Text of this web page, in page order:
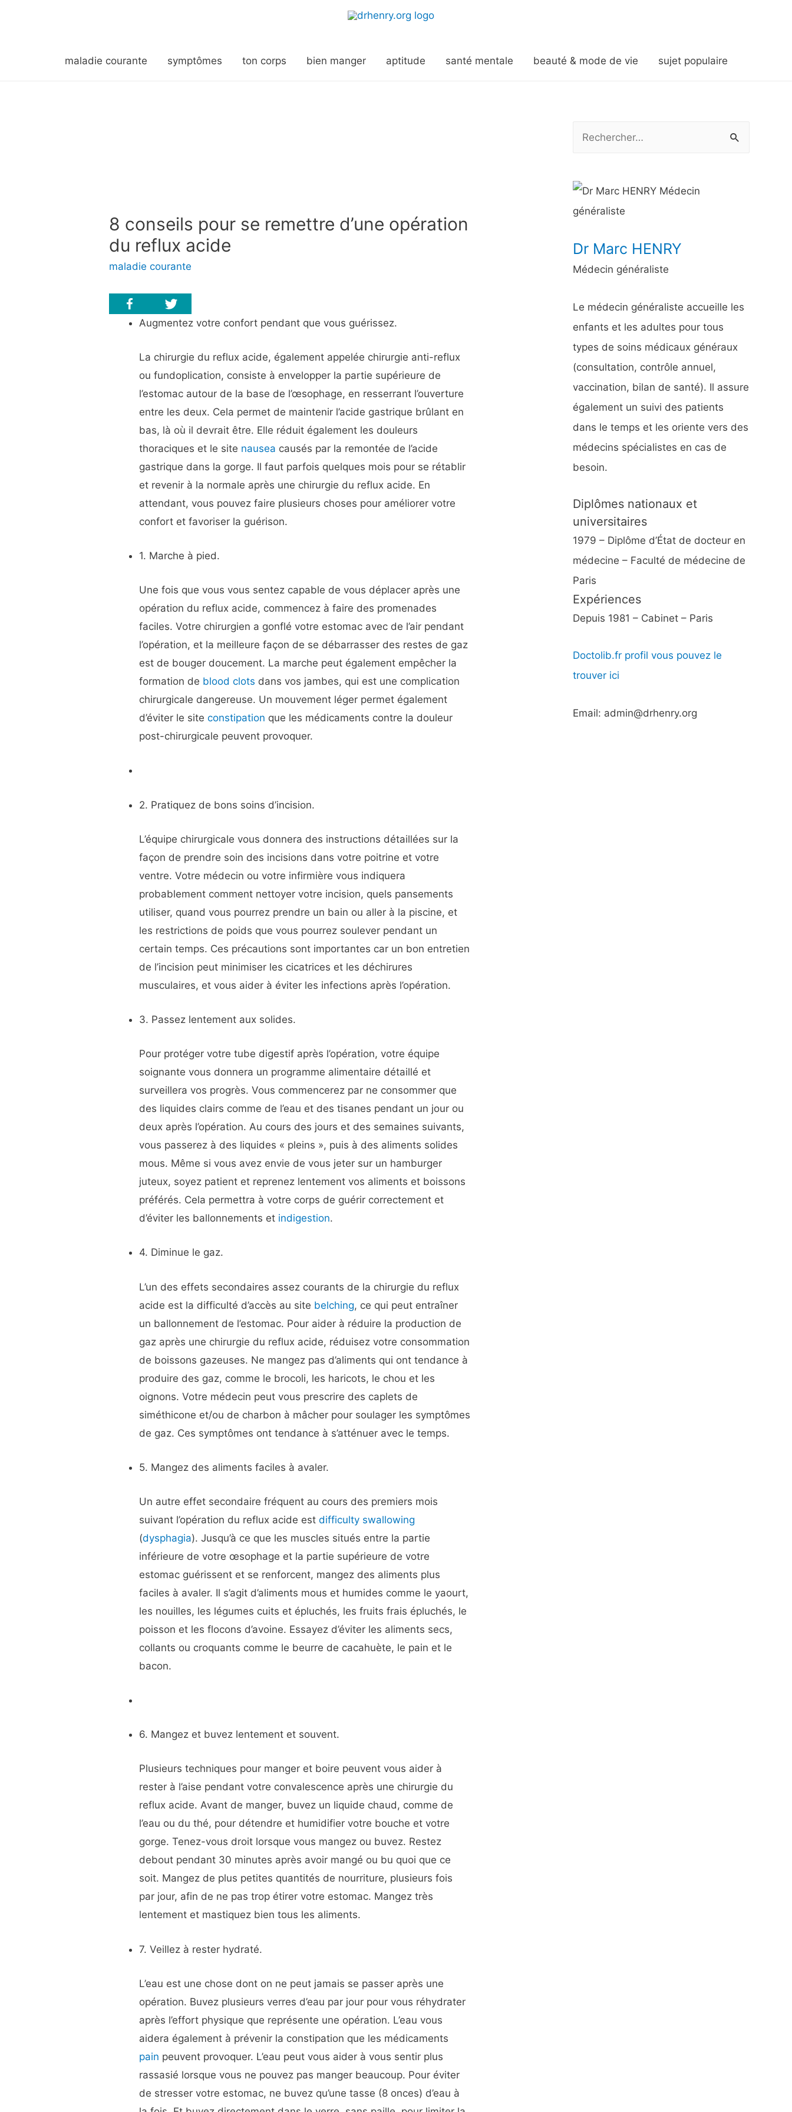
maladie courante symptômes ton corps bien manger aptitude santé mentale beauté & mode de vie sujet populaire
8 conseils pour se remettre d’une opération
du reflux acide
maladie courante
Augmentez votre confort pendant que vous guérissez.
La chirurgie du reflux acide, également appelée chirurgie anti-reflux
ou fundoplication, consiste à envelopper la partie supérieure de
l’estomac autour de la base de l’œsophage, en resserrant l’ouverture
entre les deux. Cela permet de maintenir l’acide gastrique brûlant en
bas, là où il devrait être. Elle réduit également les douleurs
thoraciques et le site nausea causés par la remontée de l’acide
gastrique dans la gorge. Il faut parfois quelques mois pour se rétablir
et revenir à la normale après une chirurgie du reflux acide. En
attendant, vous pouvez faire plusieurs choses pour améliorer votre
confort et favoriser la guérison.
1. Marche à pied.
Une fois que vous vous sentez capable de vous déplacer après une
opération du reflux acide, commencez à faire des promenades
faciles. Votre chirurgien a gonflé votre estomac avec de l’air pendant
l’opération, et la meilleure façon de se débarrasser des restes de gaz
est de bouger doucement. La marche peut également empêcher la
formation de blood clots dans vos jambes, qui est une complication
chirurgicale dangereuse. Un mouvement léger permet également
d’éviter le siteconstipation que les médicaments contre la douleur
post-chirurgicale peuvent provoquer.
2. Pratiquez de bons soins d’incision.
L’équipe chirurgicale vous donnera des instructions détaillées sur la
façon de prendre soin des incisions dans votre poitrine et votre
ventre. Votre médecin ou votre infirmière vous indiquera
probablement comment nettoyer votre incision, quels pansements
utiliser, quand vous pourrez prendre un bain ou aller à la piscine, et
les restrictions de poids que vous pourrez soulever pendant un
certain temps. Ces précautions sont importantes car un bon entretien
de l’incision peut minimiser les cicatrices et les déchirures
musculaires, et vous aider à éviter les infections après l’opération.
3. Passez lentement aux solides.
Pour protéger votre tube digestif après l’opération, votre équipe
soignante vous donnera un programme alimentaire détaillé et
surveillera vos progrès. Vous commencerez par ne consommer que
des liquides clairs comme de l’eau et des tisanes pendant un jour ou
deux après l’opération. Au cours des jours et des semaines suivants,
vous passerez à des liquides « pleins », puis à des aliments solides
mous. Même si vous avez envie de vous jeter sur un hamburger
juteux, soyez patient et reprenez lentement vos aliments et boissons
préférés. Cela permettra à votre corps de guérir correctement et
d’éviter les ballonnements et indigestion.
4. Diminue le gaz.
L’un des effets secondaires assez courants de la chirurgie du reflux
acide est la difficulté d’accès au site belching, ce qui peut entraîner
un ballonnement de l’estomac. Pour aider à réduire la production de
gaz après une chirurgie du reflux acide, réduisez votre consommation
de boissons gazeuses. Ne mangez pas d’aliments qui ont tendance à
produire des gaz, comme le brocoli, les haricots, le chou et les
oignons. Votre médecin peut vous prescrire des caplets de
siméthicone et/ou de charbon à mâcher pour soulager les symptômes
de gaz. Ces symptômes ont tendance à s’atténuer avec le temps.
5. Mangez des aliments faciles à avaler.
Un autre effet secondaire fréquent au cours des premiers mois
suivant l’opération du reflux acide estdifficulty swallowing
(dysphagia). Jusqu’à ce que les muscles situés entre la partie
inférieure de votre œsophage et la partie supérieure de votre
estomac guérissent et se renforcent, mangez des aliments plus
faciles à avaler. Il s’agit d’aliments mous et humides comme le yaourt,
les nouilles, les légumes cuits et épluchés, les fruits frais épluchés, le
poisson et les flocons d’avoine. Essayez d’éviter les aliments secs,
collants ou croquants comme le beurre de cacahuète, le pain et le
bacon.
6. Mangez et buvez lentement et souvent.
Plusieurs techniques pour manger et boire peuvent vous aider à
rester à l’aise pendant votre convalescence après une chirurgie du
reflux acide. Avant de manger, buvez un liquide chaud, comme de
l’eau ou du thé, pour détendre et humidifier votre bouche et votre
gorge. Tenez-vous droit lorsque vous mangez ou buvez. Restez
debout pendant 30 minutes après avoir mangé ou bu quoi que ce
soit. Mangez de plus petites quantités de nourriture, plusieurs fois
par jour, afin de ne pas trop étirer votre estomac. Mangez très
lentement et mastiquez bien tous les aliments.
7. Veillez à rester hydraté.
L’eau est une chose dont on ne peut jamais se passer après une
opération. Buvez plusieurs verres d’eau par jour pour vous réhydrater
après l’effort physique que représente une opération. L’eau vous
aidera également à prévenir la constipation que les médicaments
pain peuvent provoquer. L’eau peut vous aider à vous sentir plus
rassasié lorsque vous ne pouvez pas manger beaucoup. Pour éviter
de stresser votre estomac, ne buvez qu’une tasse (8 onces) d’eau à
h
e
c
h
r
:
Dr Marc HENRY
Médecin généraliste
Le médecin généraliste accueille les
enfants et les adultes pour tous
types de soins médicaux généraux
(consultation, contrôle annuel,
vaccination, bilan de santé). Il assure
également un suivi des patients
dans le temps et les oriente vers des
médecins spécialistes en cas de
besoin.
Diplômes nationaux et
universitaires
1979 – Diplôme d’État de docteur en
médecine – Faculté de médecine de
Paris
Expériences
Depuis 1981 – Cabinet – Paris
Doctolib.fr profil vous pouvez le
trouver ici
Email: admin@drhenry.org